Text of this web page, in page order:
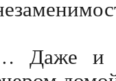
Даже и